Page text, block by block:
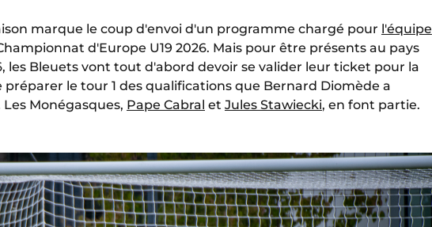
marque le coup d'envoi d'un programme chargé pour l'équipe
d'Europe U19 2026. Mais pour être présents au pays
les Bleuets vont tout d'abord devoir se valider leur ticket pour la
préparer le tour 1 des qualifications que Bernard Diomède a
Monégasques, Pape Cabral et Jules Stawiecki, en font partie.